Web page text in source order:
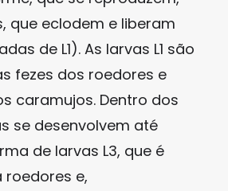
que eclodem e liberam
de L1). As larvas L1 são
fezes dos roedores e
caramujos. Dentro dos
se desenvolvem até
de larvas L3, que é
e,